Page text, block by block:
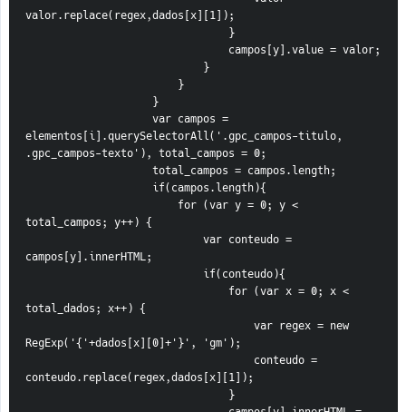
valor.replace(regex,dados[x][1]);
                                }
                                campos[y].value = valor;
                            }
                        }
                    }
elementos[i].querySelectorAll('.gpc_campos-titulo,
.gpc_campos-texto'), total_campos = 0;
                    total_campos = campos.length;
                    if(campos.length){
total_campos; y++) {
campos[y].innerHTML;
                            if(conteudo){
total_dados; x++) {
RegExp('{'+dados[x][0]+'}', 'gm');
conteudo.replace(regex,dados[x][1]);
                                }